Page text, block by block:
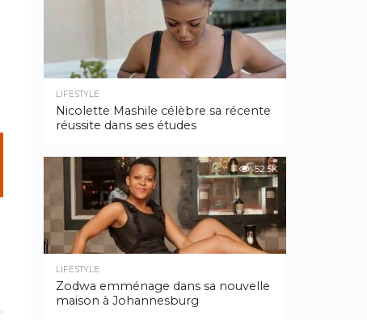
LIFESTYLE
Nicolette Mashile célèbre sa récente
réussite dans ses études
52.5K
LIFESTYLE
Zodwa emménage dans sa nouvelle
maison à Johannesburg